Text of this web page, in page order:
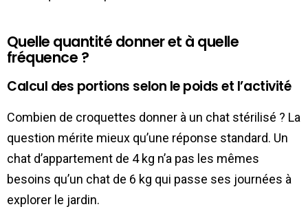
Quelle quantité donner et à quelle
fréquence ?
Calcul des portions selon le poids et l’activité
Combien de croquettes donner à un chat stérilisé ? La
question mérite mieux qu’une réponse standard. Un
chat d’appartement de 4 kg n’a pas les mêmes
besoins qu’un chat de 6 kg qui passe ses journées à
explorer le jardin.